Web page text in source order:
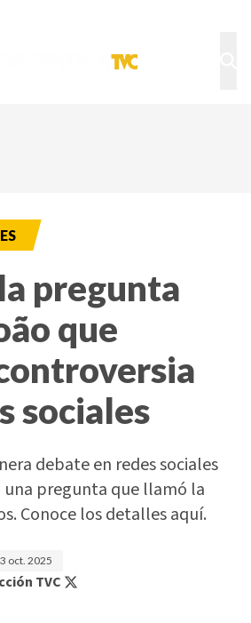
pregunta
que
sociales
debate en redes sociales
una pregunta que llamó la
Conoce los detalles aquí.
oct. 2025
TVC